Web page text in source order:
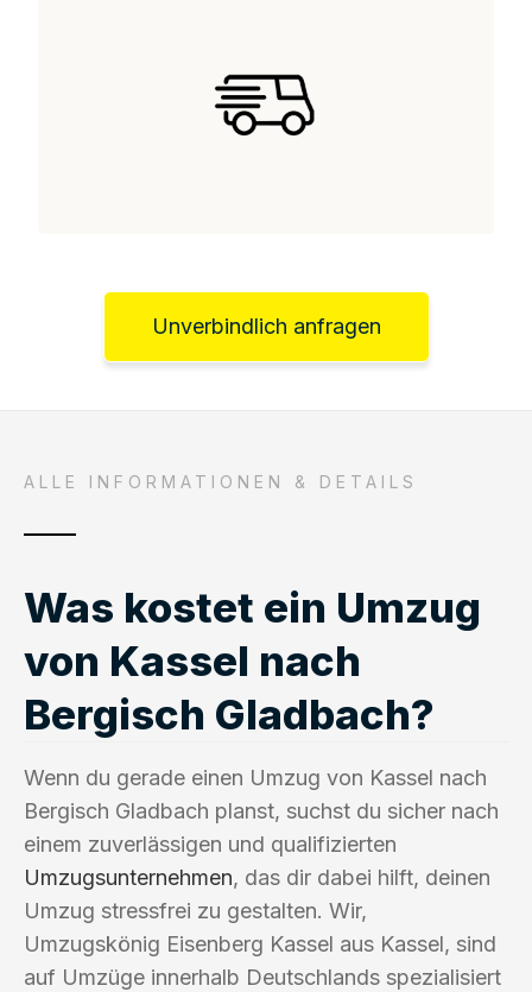
Unverbindlich anfragen
ALLE INFORMATIONEN & DETAILS
Was kostet ein Umzug
von Kassel nach
Bergisch Gladbach?
Wenn du gerade einen Umzug von Kassel nach
Bergisch Gladbach planst, suchst du sicher nach
einem zuverlässigen und qualifizierten
Umzugsunternehmen, das dir dabei hilft, deinen
Umzug stressfrei zu gestalten. Wir,
Umzugskönig Eisenberg Kassel aus Kassel, sind
auf Umzüge innerhalb Deutschlands spezialisiert